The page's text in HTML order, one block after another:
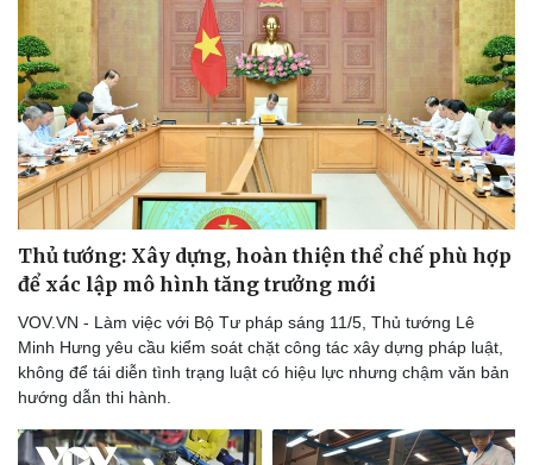
Thủ tướng: Xây dựng, hoàn thiện thể chế phù hợp
để xác lập mô hình tăng trưởng mới
VOV.VN - Làm việc với Bộ Tư pháp sáng 11/5, Thủ tướng Lê
Minh Hưng yêu cầu kiểm soát chặt công tác xây dựng pháp luật,
không để tái diễn tình trạng luật có hiệu lực nhưng chậm văn bản
hướng dẫn thi hành.